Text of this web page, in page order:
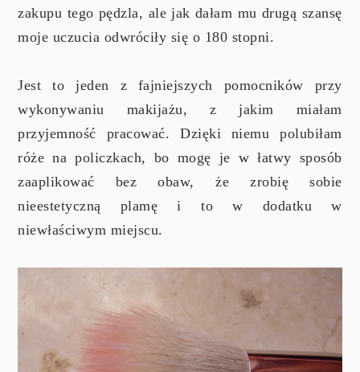
zakupu tego pędzla, ale jak dałam mu drugą szansę
moje uczucia odwróciły się o 180 stopni.
Jest to jeden z fajniejszych pomocników przy
wykonywaniu makijażu, z jakim miałam
przyjemność pracować. Dzięki niemu polubiłam
róże na policzkach, bo mogę je w łatwy sposób
zaaplikować bez obaw, że zrobię sobie
nieestetyczną plamę i to w dodatku w
niewłaściwym miejscu.